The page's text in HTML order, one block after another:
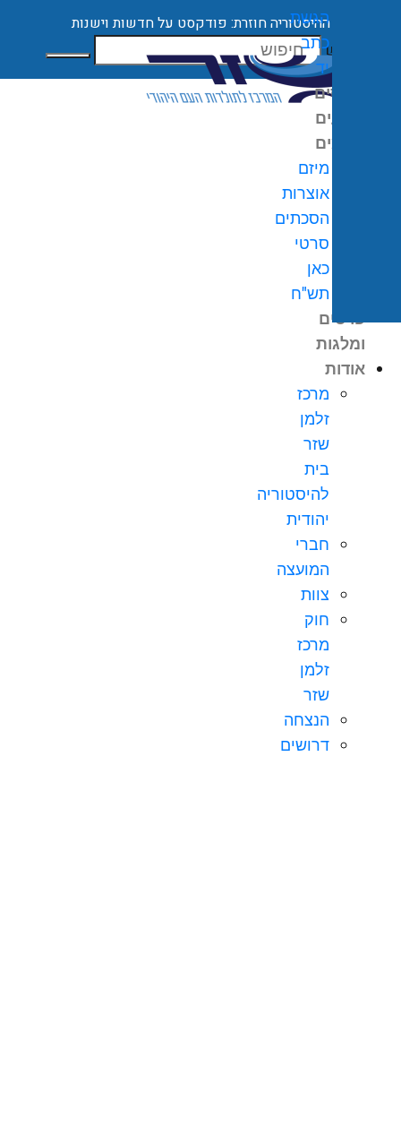
ההיסטוריה חוזרת: פודקסט על חדשות וישנות
הגשת
כתב
יד
קורסים
ארועים
מיזמים
מיזם
אוצרות
הסכתים
סרטי
כאן
תש"ח
פרסים
ומלגות
אודות
מרכז
זלמן
שזר
בית
להיסטוריה
יהודית
חברי
המועצה
צוות
חוק
מרכז
זלמן
שזר
הנצחה
דרושים